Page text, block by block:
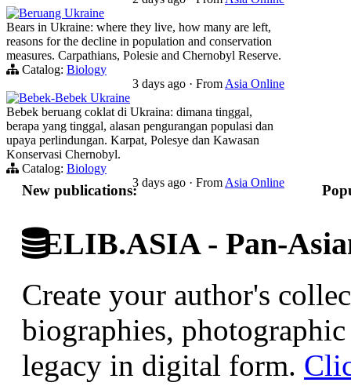
Beruang Ukraine
Bears in Ukraine: where they live, how many are left,
reasons for the decline in population and conservation
measures. Carpathians, Polesie and Chernobyl Reserve.
Catalog: Biology
3 days ago · From Asia Online
Bebek-Bebek Ukraine
Bebek beruang coklat di Ukraina: dimana tinggal,
berapa yang tinggal, alasan pengurangan populasi dan
upaya perlindungan. Karpat, Polesye dan Kawasan
Konservasi Chernobyl.
Catalog: Biology
3 days ago · From Asia Online
New publications:
ELIB.ASIA - Pan-
Create your author's
biographies,
legacy in digital form.